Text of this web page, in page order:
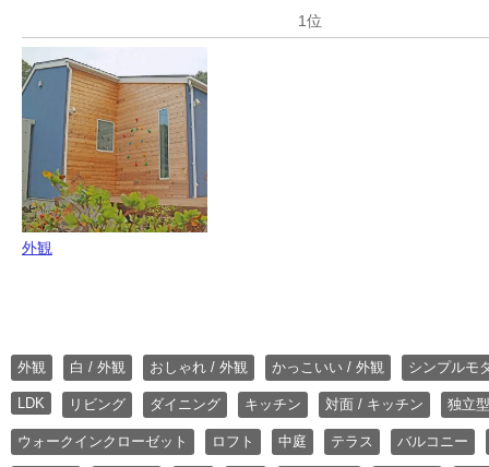
外観
外観 白 / 外観 おしゃれ / 外観 かっこいい / 外観 シンプルモ
LDK リビング ダイニング キッチン 対面 / キッチン 独立
ウォークインクローゼット ロフト 中庭 テラス バルコニー